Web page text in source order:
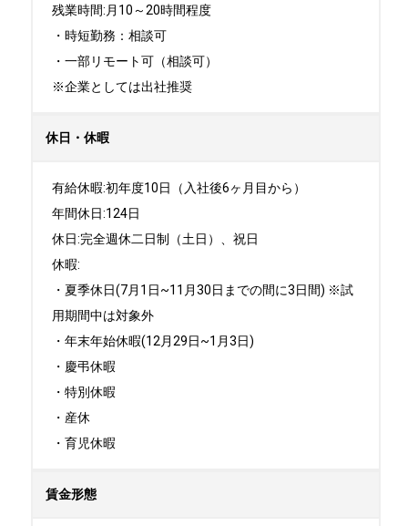
残業時間:月10～20時間程度
・時短勤務：相談可
・一部リモート可（相談可）
※企業としては出社推奨
休日・休暇
有給休暇:初年度10日（入社後6ヶ月目から）
年間休日:124日
休日:完全週休二日制（土日）、祝日
休暇:
・夏季休日(7月1日~11月30日までの間に3日間) ※試
用期間中は対象外
・年末年始休暇(12月29日~1月3日)
・慶弔休暇
・特別休暇
・産休
・育児休暇
賃金形態